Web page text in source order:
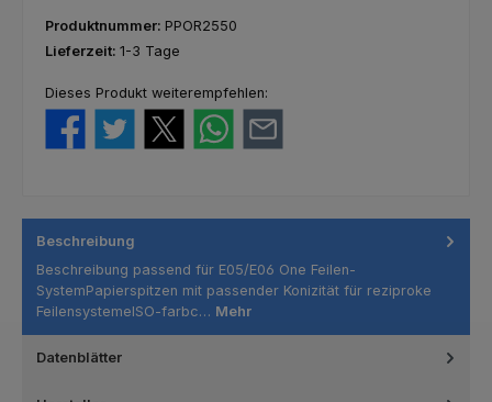
Produktnummer: PPOR2550
Lieferzeit: 1-3 Tage
Dieses Produkt weiterempfehlen:
Beschreibung
Beschreibung passend für E05/E06 One Feilen-
SystemPapierspitzen mit passender Konizität für reziproke
FeilensystemeISO-farbc… Mehr
Datenblätter